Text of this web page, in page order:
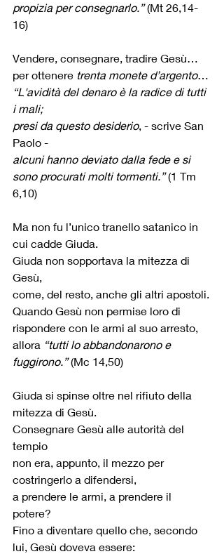
propizia per consegnarlo.” (Mt 26,14-
16)
Vendere, consegnare, tradire Gesù…
per ottenere trenta monete d’argento…
“L'avidità del denaro è la radice di tutti
i mali;
presi da questo desiderio, - scrive San
Paolo -
alcuni hanno deviato dalla fede e si
sono procurati molti tormenti.” (1 Tm
6,10)
Ma non fu l’unico tranello satanico in
cui cadde Giuda.
Giuda non sopportava la mitezza di
Gesù,
come, del resto, anche gli altri apostoli.
Quando Gesù non permise loro di
rispondere con le armi al suo arresto,
allora “tutti lo abbandonarono e
fuggirono.” (Mc 14,50)
Giuda si spinse oltre nel rifiuto della
mitezza di Gesù.
Consegnare Gesù alle autorità del
tempio
non era, appunto, il mezzo per
costringerlo a difendersi,
a prendere le armi, a prendere il
potere?
Fino a diventare quello che, secondo
lui, Gesù doveva essere: